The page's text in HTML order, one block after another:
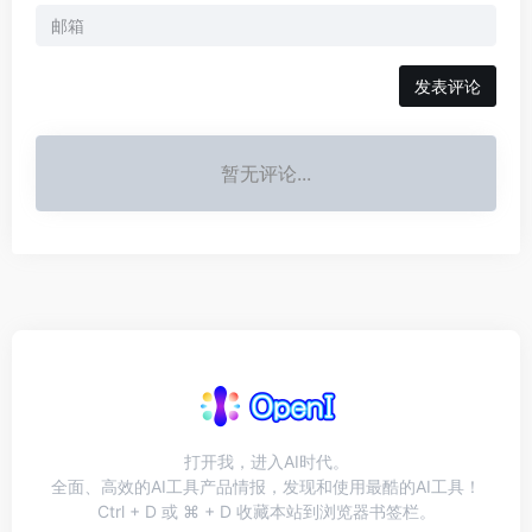
发表评论
暂无评论...
打开我，进入AI时代。
全面、高效的AI工具产品情报，发现和使用最酷的AI工具！
Ctrl + D 或 ⌘ + D 收藏本站到浏览器书签栏。